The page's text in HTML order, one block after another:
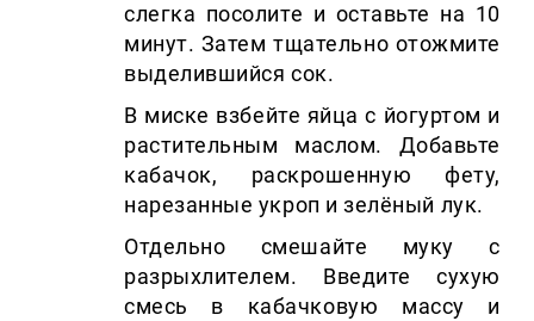
слегка посолите и оставьте на 10
минут. Затем тщательно отожмите
выделившийся сок.
В миске взбейте яйца с йогуртом и
растительным маслом. Добавьте
кабачок, раскрошенную фету,
нарезанные укроп и зелёный лук.
Отдельно смешайте муку с
разрыхлителем. Введите сухую
смесь в кабачковую массу и